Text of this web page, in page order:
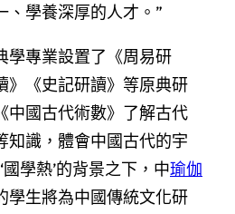
、學養深厚的人才。”
學專業設置了《周易研
》《史記研讀》等原典研
中國古代術數》了解古代
知識，體會中國古代的宇
學熱’的背景之下，中瑜伽
學生將為中國傳統文化研